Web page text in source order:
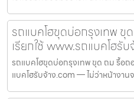
รถแบคโฮขุดบ่อกรุงเทพ ขุ
เรียกใช้ www.รถแบคโฮรั
รถแบคโฮขุดบ่อกรุงเทพ ขุด ถม รื้อถ
แบคโฮรับจ้าง.com — ไม่ว่าหน้างาน